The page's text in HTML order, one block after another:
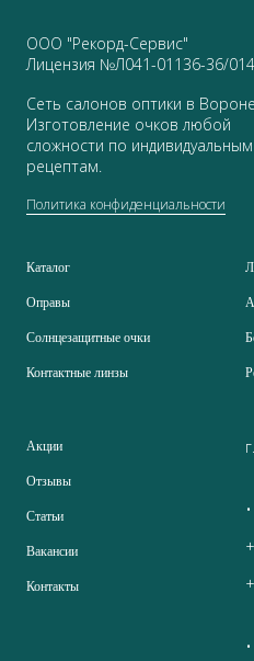
ООО "Рекорд-Сервис"
Лицензия №Л041-01136-36/
Сеть салонов оптики в
Изготовление очков любой
сложности по индивидуальным
рецептам.
Политика конфиденциальности
Каталог
Оправы
Солнцезащитные очки
Контактные линзы
Акции
Отзывы
Статьи
Вакансии
Контакты